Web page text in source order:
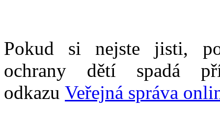
Pokud si nejste jisti,
ochrany dětí spadá
odkazu Veřejná správa